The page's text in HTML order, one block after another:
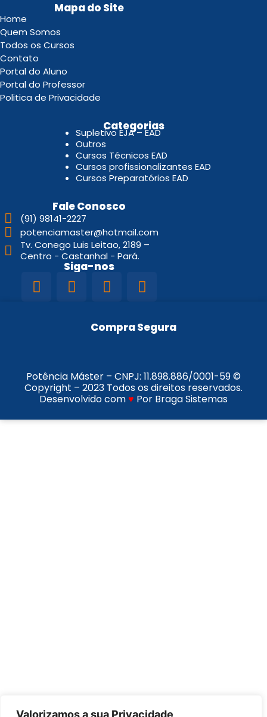
Valorizamos a sua Privacidade
Mapa do Site
Home
Quem Somos
Todos os Cursos
Contato
Portal do Aluno
Portal do Professor
Politica de Privacidade
Categorias
Supletivo EJA – EAD
Outros
Cursos Técnicos EAD
Cursos profissionalizantes EAD
Cursos Preparatórios EAD
Fale Conosco
(91) 98141-2227
potenciamaster@hotmail.com
Tv. Conego Luis Leitao, 2189 –
Centro - Castanhal - Pará.
Siga-nos
Compra Segura
Potência Máster – CNPJ: 11.898.886/0001-59©
Copyright – 2023 Todos os direitos reservados.
Desenvolvido com♥ Por Braga Sistemas